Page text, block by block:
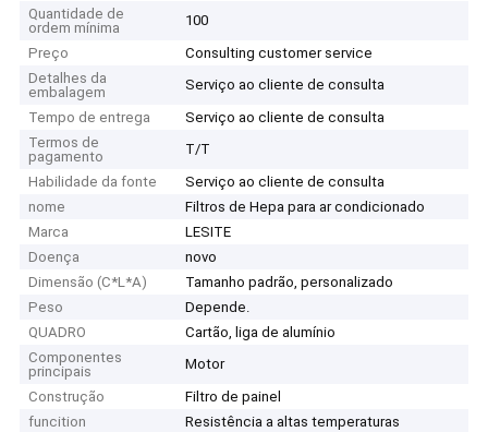
Quantidade de
ordem mínima
100
Preço
Consulting customer service
Detalhes da
embalagem
Serviço ao cliente de consulta
Tempo de entrega
Serviço ao cliente de consulta
Termos de
pagamento
T/T
Habilidade da fonte
Serviço ao cliente de consulta
nome
Filtros de Hepa para ar condicionado
Marca
LESITE
Doença
novo
Dimensão (C*L*A)
Tamanho padrão, personalizado
Peso
Depende.
QUADRO
Cartão, liga de alumínio
Componentes
principais
Motor
Construção
Filtro de painel
funcition
Resistência a altas temperaturas